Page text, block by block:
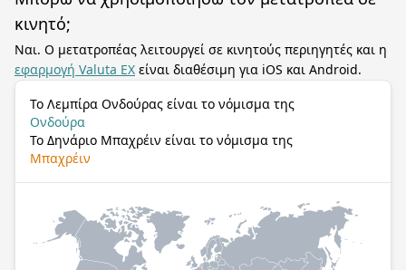
κινητό;
Ναι. Ο μετατροπέας λειτουργεί σε κινητούς περιηγητές και η
εφαρμογή Valuta EX είναι διαθέσιμη για iOS και Android.
Το Λεμπίρα Ονδούρας είναι το νόμισμα της
Ονδούρα
Το Δηνάριο Μπαχρέιν είναι το νόμισμα της
Μπαχρέιν